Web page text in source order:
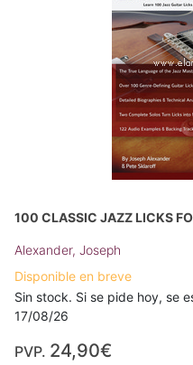
100 CLASSIC JAZZ LICKS
Alexander, Joseph
Disponible en breve
Sin stock. Si se pide hoy, se
17/08/26
PVP. 24,90€